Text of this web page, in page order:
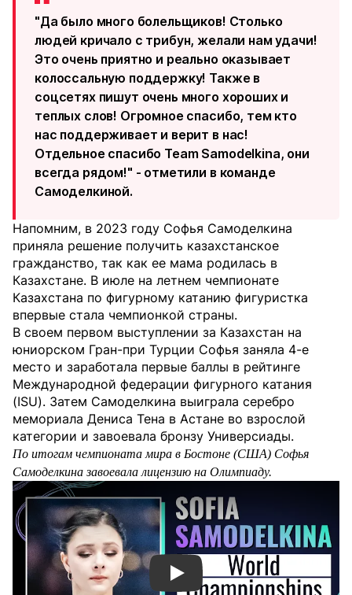
"Да было много болельщиков! Столько
людей кричало с трибун, желали нам удачи!
Это очень приятно и реально оказывает
колоссальную поддержку! Также в
соцсетях пишут очень много хороших и
теплых слов! Огромное спасибо, тем кто
нас поддерживает и верит в нас!
Отдельное спасибо Team Samodelkina, они
всегда рядом!" - отметили в команде
Самоделкиной.
Напомним, в 2023 году Софья Самоделкина
приняла решение получить казахстанское
гражданство, так как ее мама родилась в
Казахстане. В июле на летнем чемпионате
Казахстана по фигурному катанию фигуристка
впервые стала чемпионкой страны.
В своем первом выступлении за Казахстан на
юниорском Гран-при Турции Софья заняла 4-е
место и заработала первые баллы в рейтинге
Международной федерации фигурного катания
(ISU). Затем Самоделкина выиграла серебро
мемориала Дениса Тена в Астане во взрослой
категории и завоевала бронзу Универсиады.
По итогам чемпионата мира в Бостоне (США) Софья
Самоделкина завоевала лицензию на Олимпиаду.
Смотреть видео YouTube